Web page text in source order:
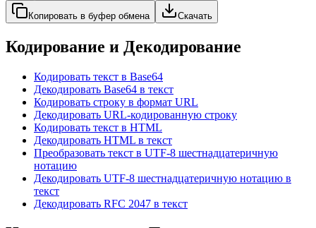
Копировать в буфер обмена Скачать
Кодирование и Декодирование
Кодировать текст в Base64
Декодировать Base64 в текст
Кодировать строку в формат URL
Декодировать URL-кодированную строку
Кодировать текст в HTML
Декодировать HTML в текст
Преобразовать текст в UTF-8 шестнадцатеричную
нотацию
Декодировать UTF-8 шестнадцатеричную нотацию в
текст
Декодировать RFC 2047 в текст